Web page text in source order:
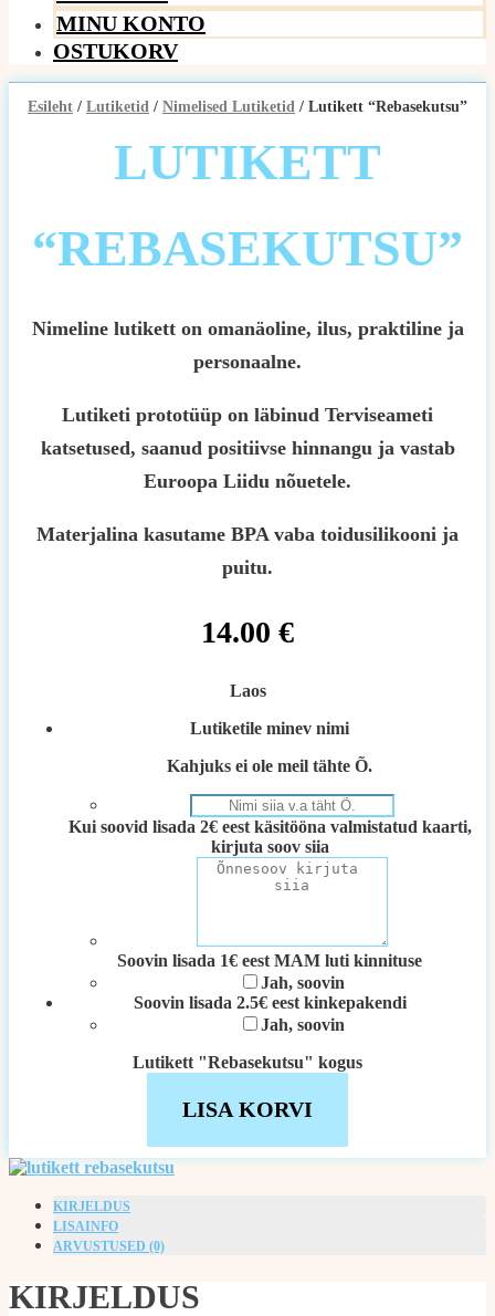
MINU KONTO
OSTUKORV
Esileht / Lutiketid / Nimelised Lutiketid / Lutikett “Rebasekutsu”
LUTIKETT
“REBASEKUTSU”
Nimeline lutikett on omanäoline, ilus, praktiline ja
personaalne.
Lutiketi prototüüp on läbinud Terviseameti
katsetused, saanud positiivse hinnangu ja vastab
Euroopa Liidu nõuetele.
Materjalina kasutame BPA vaba toidusilikooni ja
puitu.
14.00 €
Laos
Lutiketile minev nimi
Kahjuks ei ole meil tähte Õ.
Kui soovid lisada 2€ eest käsitööna valmistatud kaarti,
kirjuta soov siia
Soovin lisada 1€ eest MAM luti kinnituse
Jah, soovin
Soovin lisada 2.5€ eest kinkepakendi
Jah, soovin
Lutikett "Rebasekutsu" kogus
LISA KORVI
KIRJELDUS
LISAINFO
ARVUSTUSED (0)
KIRJELDUS